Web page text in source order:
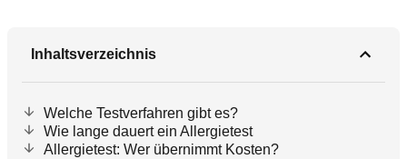
Inhaltsverzeichnis
Welche Testverfahren gibt es?
Wie lange dauert ein Allergietest
Allergietest: Wer übernimmt Kosten?